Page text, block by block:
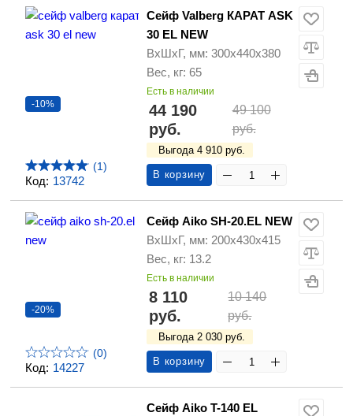
Код: 13742
-10%
(1)
Сейф Valberg КАРАТ ASK
30 EL NEW
ВхШхГ, мм: 300х440х380
Вес, кг: 65
Есть в наличии
44 190
руб.
49 100
руб.
Выгода 4 910 руб.
В корзину
Код: 14227
-20%
(0)
Сейф Aiko SH-20.EL NEW
ВхШхГ, мм: 200х430х415
Вес, кг: 13.2
Есть в наличии
8 110
руб.
10 140
руб.
Выгода 2 030 руб.
В корзину
Сейф Aiko T-140 EL